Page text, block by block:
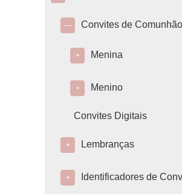
— Convites de Comunhão
+ Menina
+ Menino
Convites Digitais
+ Lembranças
+ Identificadores de